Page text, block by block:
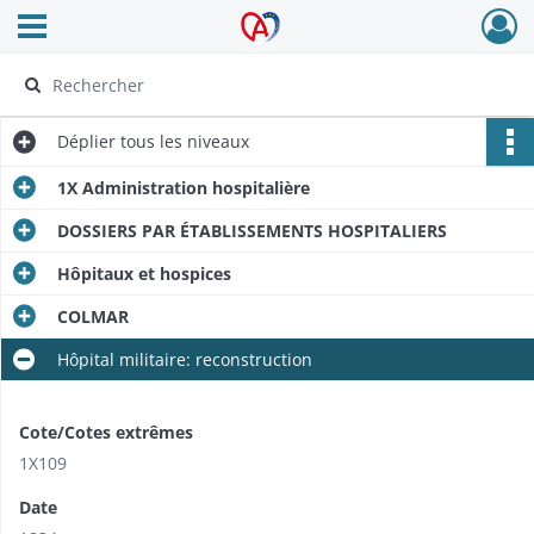
Archives Alsace - Colmar
Ouvrir le menu déroulant
Déplier tous les niveaux
1X Administration hospitalière
DOSSIERS PAR ÉTABLISSEMENTS HOSPITALIERS
Hôpitaux et hospices
COLMAR
Hôpital militaire: reconstruction
Cote/Cotes extrêmes
1X109
Date